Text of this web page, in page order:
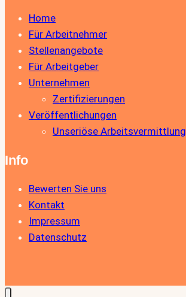
Home
Für Arbeitnehmer
Stellenangebote
Für Arbeitgeber
Unternehmen
Zertifizierungen
Veröffentlichungen
Unseriöse Arbeitsvermittlung
Info
Bewerten Sie uns
Kontakt
Impressum
Datenschutz